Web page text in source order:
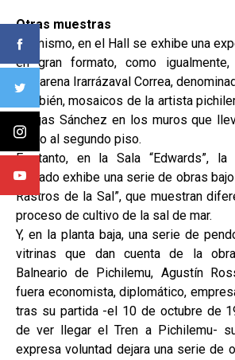
Otras muestras
Asimismo, en el Hall se exhibe una
en gran formato, como
Macarena Irarrázaval Correa,
También, mosaicos de la artista
Vargas Sánchez en los muros que
como al segundo piso.
En tanto, en la Sala “Edwards”, la
Hurtado exhibe una serie de obras
Rastros de la Sal”, que muestran
proceso de cultivo de la sal de mar.
Y, en la planta baja, una serie de
vitrinas que dan cuenta de la
Balneario de Pichilemu, Agustín
fuera economista, diplomático,
tras su partida -el 10 de octubre de
de ver llegar el Tren a Pichilemu-
expresa voluntad dejara una serie de